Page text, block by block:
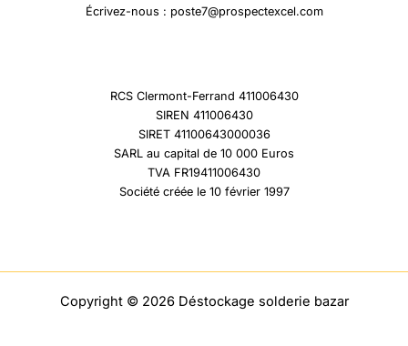
Écrivez-nous : poste7@prospectexcel.com
RCS Clermont-Ferrand 411006430
SIREN 411006430
SIRET 41100643000036
SARL au capital de 10 000 Euros
TVA FR19411006430
Société créée le 10 février 1997
Copyright © 2026 Déstockage solderie bazar